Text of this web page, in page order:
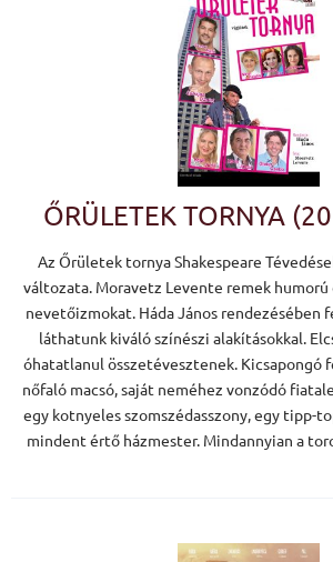
ŐRÜLETEK TORNYA
Az Őrületek tornya Shakespeare
változata. Moravetz Levente remek humorú
nevetőizmokat. Háda János rendezésében
láthatunk kiváló színészi alakításokkal.
óhatatlanul összetévesztenek. Kicsapongó
nőfaló macsó, saját neméhez vonzódó
egy kotnyeles szomszédasszony, egy tipp-
mindent értő házmester. Mindannyian a